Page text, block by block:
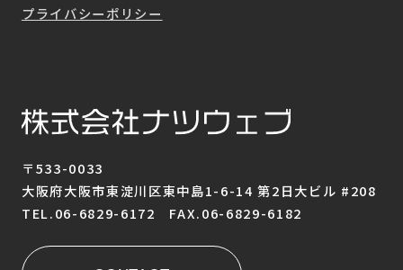
〒533-0033
大阪府大阪市東淀川区東中島1-6-14 第2日大ビル #208
TEL.06-6829-6172 FAX.06-6829-6182
プライバシーポリシー